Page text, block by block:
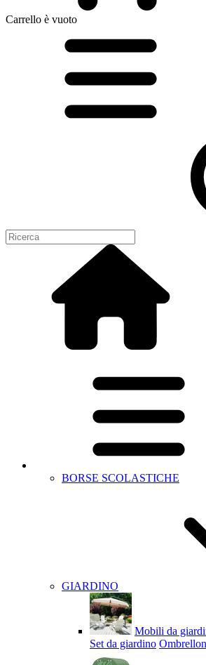
Carrello è vuoto
BORSE SCOLASTICHE
GIARDINO
Mobili da
Set da giardino